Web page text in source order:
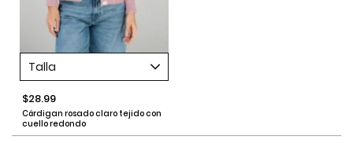
Talla
$28.99
Cárdigan rosado claro tejido con
cuello redondo